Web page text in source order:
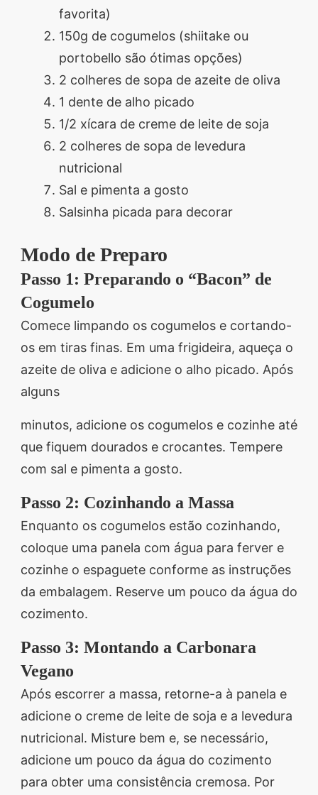
favorita)
150g de cogumelos (shiitake ou
portobello são ótimas opções)
2 colheres de sopa de azeite de oliva
1 dente de alho picado
1/2 xícara de creme de leite de soja
2 colheres de sopa de levedura
nutricional
Sal e pimenta a gosto
Salsinha picada para decorar
Modo de Preparo
Passo 1: Preparando o “Bacon” de
Cogumelo
Comece limpando os cogumelos e cortando-
os em tiras finas. Em uma frigideira, aqueça o
azeite de oliva e adicione o alho picado. Após
alguns
minutos, adicione os cogumelos e cozinhe até
que fiquem dourados e crocantes. Tempere
com sal e pimenta a gosto.
Passo 2: Cozinhando a Massa
Enquanto os cogumelos estão cozinhando,
coloque uma panela com água para ferver e
cozinhe o espaguete conforme as instruções
da embalagem. Reserve um pouco da água do
cozimento.
Passo 3: Montando a Carbonara
Vegano
Após escorrer a massa, retorne-a à panela e
adicione o creme de leite de soja e a levedura
nutricional. Misture bem e, se necessário,
adicione um pouco da água do cozimento
para obter uma consistência cremosa. Por